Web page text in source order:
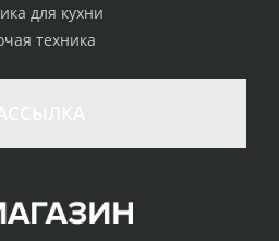
для кухни
техника